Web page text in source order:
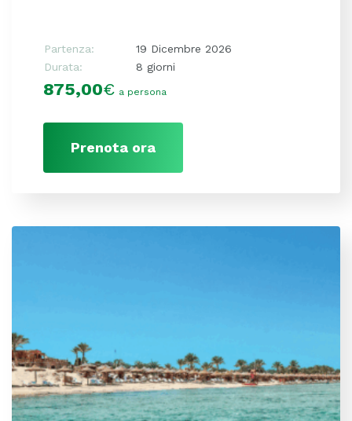
Partenza:
19 Dicembre 2026
Durata:
8 giorni
875,00€ a persona
Prenota ora